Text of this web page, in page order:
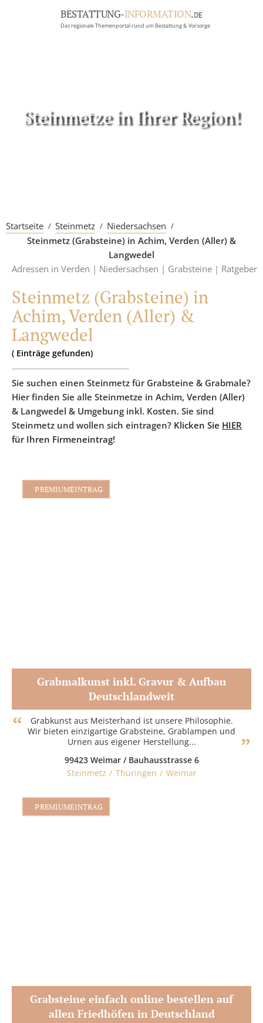
BESTATTUNG-INFORMATION.DE
Das regionale Themenportal rund um Bestattung & Vorsorge
Steinmetze in Ihrer Region!
Startseite Steinmetz
Niedersachsen
Steinmetz (Grabsteine) in Achim, Verden (Aller) &
Langwedel
Adressen in Verden | Niedersachsen | Grabsteine | Ratgeber
Steinmetz (Grabsteine) in
Achim, Verden (Aller) &
Langwedel
( Einträge gefunden)
Sie suchen einen Steinmetz für Grabsteine & Grabmale?
Hier finden Sie alle Steinmetze in Achim, Verden (Aller)
& Langwedel & Umgebung inkl. Kosten. Sie sind
Steinmetz und wollen sich eintragen? Klicken Sie HIER
für Ihren Firmeneintrag!
PREMIUMEINTRAG
Grabmalkunst inkl. Gravur & Aufbau
Deutschlandweit
Grabkunst aus Meisterhand ist unsere Philosophie.
Wir bieten einzigartige Grabsteine, Grablampen und
Urnen aus eigener Herstellung...
99423 Weimar / Bauhausstrasse 6
Steinmetz
Thüringen Weimar
PREMIUMEINTRAG
Grabsteine einfach online bestellen auf
allen Friedhöfen in Deutschland